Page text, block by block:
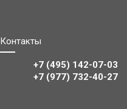
Контакты
+7 (495) 142-07-03
‎‎+7 (977) 732-40-27